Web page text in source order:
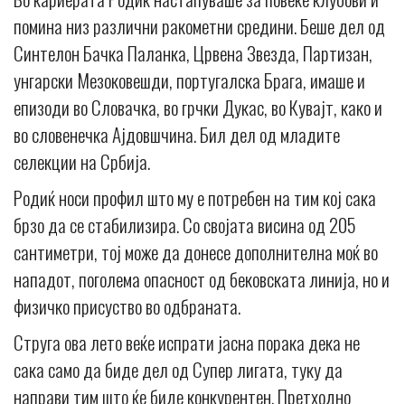
помина низ различни ракометни средини. Беше дел од
Синтелон Бачка Паланка, Црвена Звезда, Партизан,
унгарски Мезоковешди, португалска Брага, имаше и
епизоди во Словачка, во грчки Дукас, во Кувајт, како и
во словенечка Ајдовшчина. Бил дел од младите
селекции на Србија.
Родиќ носи профил што му е потребен на тим кој сака
брзо да се стабилизира. Со својата висина од 205
сантиметри, тој може да донесе дополнителна моќ во
нападот, поголема опасност од бековската линија, но и
физичко присуство во одбраната.
Струга ова лето веќе испрати јасна порака дека не
сака само да биде дел од Супер лигата, туку да
направи тим што ќе биде конкурентен. Претходно